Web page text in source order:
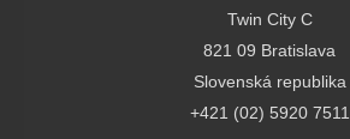
Twin City C
821 09 Bratislava
Slovenská republika
+421 (02) 5920 7511